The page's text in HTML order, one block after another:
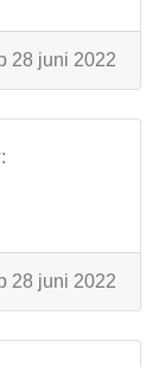
28 juni 2022
28 juni 2022